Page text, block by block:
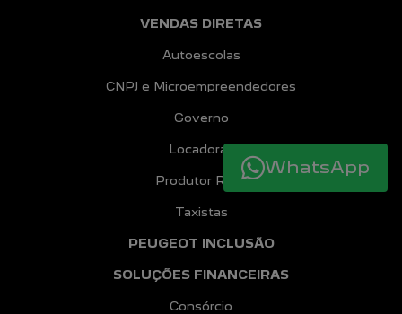
VENDAS DIRETAS
Autoescolas
CNPJ e Microempreendedores
Governo
Locadoras
Produtor Rural
Taxistas
PEUGEOT INCLUSÃO
SOLUÇÕES FINANCEIRAS
Consórcio
WhatsApp